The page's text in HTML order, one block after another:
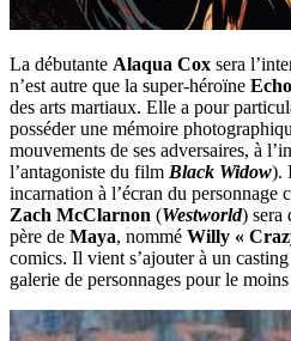
La débutante Alaqua Cox sera
n’est autre que la super-héroïne Echo
des arts martiaux. Elle a pour
posséder une mémoire
mouvements de ses adversaires, à
l’antagoniste du film Black Widow).
incarnation à l’écran du personnage
Zach McClarnon (Westworld) sera
père de Maya, nommé Willy «
comics. Il vient s’ajouter à un
galerie de personnages pour le